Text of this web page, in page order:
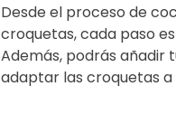
Desde el proceso de
croquetas, cada paso
Además, podrás añadir
adaptar las croquetas a